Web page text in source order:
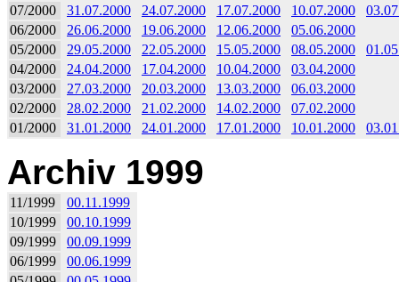
07/2000
31.07.2000 24.07.2000 17.07.2000 10.07.2000
06/2000
26.06.2000 19.06.2000 12.06.2000
05.06.2000
05/2000
29.05.2000 22.05.2000 15.05.2000 08.05.2000
04/2000
24.04.2000 17.04.2000 10.04.2000
03.04.2000
03/2000
27.03.2000 20.03.2000 13.03.2000
06.03.2000
02/2000
28.02.2000 21.02.2000 14.02.2000
07.02.2000
01/2000
31.01.2000 24.01.2000 17.01.2000 10.01.2000
Archiv 1999
11/1999
00.11.1999
10/1999
00.10.1999
09/1999
00.09.1999
06/1999
00.06.1999